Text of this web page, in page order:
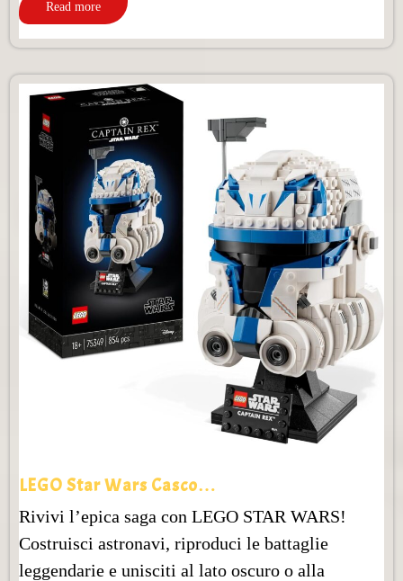
Read more
LEGO Star Wars Casco…
Rivivi l’epica saga con LEGO STAR WARS!
Costruisci astronavi, riproduci le battaglie
leggendarie e unisciti al lato oscuro o alla